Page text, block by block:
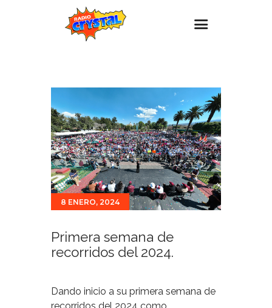
Eventos
Promociones
Noticias
Para ti
Contacto
8 ENERO, 2024
Primera semana de
recorridos del 2024.
Dando inicio a su primera semana de
recorridos del 2024 como